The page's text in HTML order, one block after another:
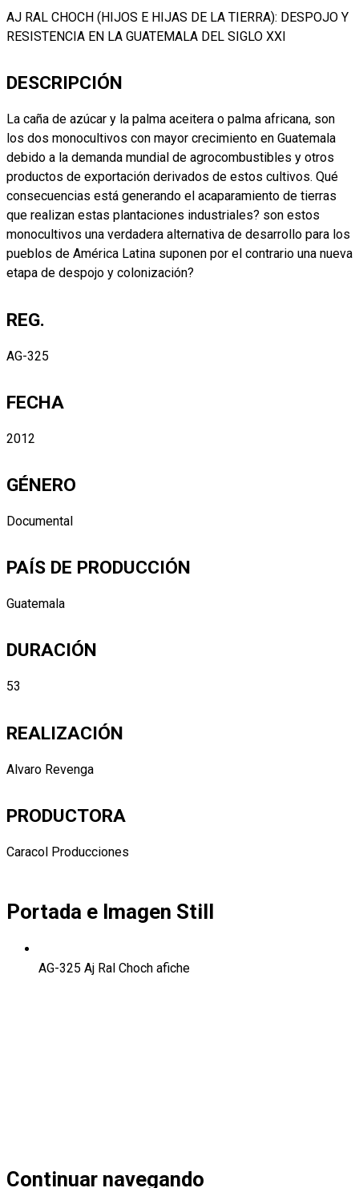
AJ RAL CHOCH (HIJOS E HIJAS DE LA TIERRA): DESPOJO Y
RESISTENCIA EN LA GUATEMALA DEL SIGLO XXI
DESCRIPCIÓN
La caña de azúcar y la palma aceitera o palma africana, son
los dos monocultivos con mayor crecimiento en Guatemala
debido a la demanda mundial de agrocombustibles y otros
productos de exportación derivados de estos cultivos. Qué
consecuencias está generando el acaparamiento de tierras
que realizan estas plantaciones industriales? son estos
monocultivos una verdadera alternativa de desarrollo para los
pueblos de América Latina suponen por el contrario una nueva
etapa de despojo y colonización?
REG.
AG-325
FECHA
2012
GÉNERO
Documental
PAÍS DE PRODUCCIÓN
Guatemala
DURACIÓN
53
REALIZACIÓN
Alvaro Revenga
PRODUCTORA
Caracol Producciones
Portada e Imagen Still
AG-325 Aj Ral Choch afiche
Continuar navegando